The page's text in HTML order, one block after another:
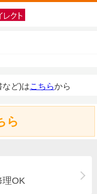
など)はこちらから
ら
理OK